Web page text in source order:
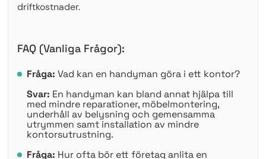
driftkostnader.
FAQ (Vanliga Frågor):
Fråga: Vad kan en handyman göra i ett kontor?
Svar: En handyman kan bland annat hjälpa till
med mindre reparationer, möbelmontering,
underhåll av belysning och gemensamma
utrymmen samt installation av mindre
kontorsutrustning.
Fråga: Hur ofta bör ett företag anlita en